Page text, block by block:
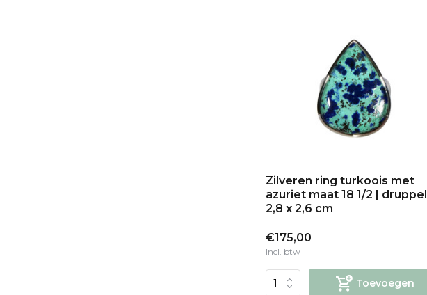
Zilveren ring turkoois met
azuriet maat 18 1/2 | druppel
2,8 x 2,6 cm
€175,00
Incl. btw
Toevoegen